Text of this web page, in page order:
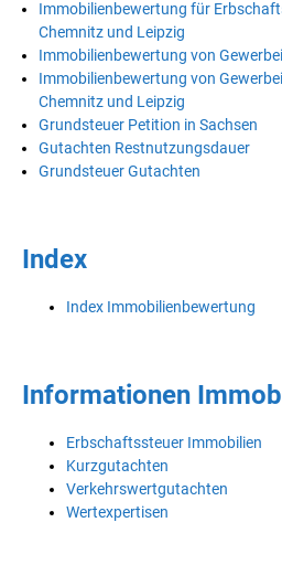
Immobilienbewertung für
Chemnitz und Leipzig
Immobilienbewertung von
Immobilienbewertung von
Chemnitz und Leipzig
Grundsteuer Petition in Sachsen
Gutachten Restnutzungsdauer
Grundsteuer Gutachten
Index
Index Immobilienbewertung
Informationen
Erbschaftssteuer Immobilien
Kurzgutachten
Verkehrswertgutachten
Wertexpertisen